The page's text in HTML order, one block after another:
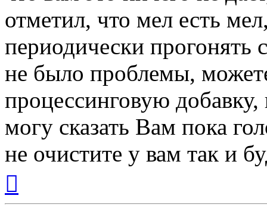
отметил, что мел есть
периодически прогонять
не было проблемы,
процессинговую
могу сказать Вам пока
не очистите у вам так и
началу